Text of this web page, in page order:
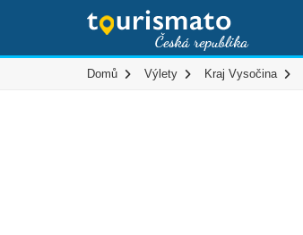
Domů Výlety Kraj Vysočina